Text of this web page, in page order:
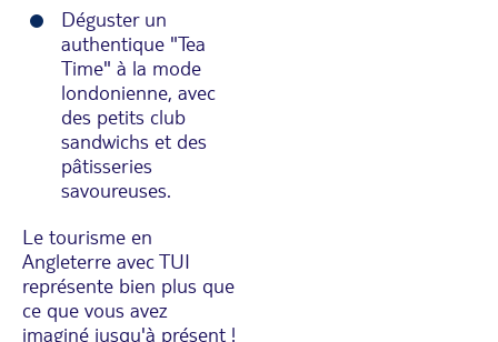
Déguster un
authentique "Tea
Time" à la mode
londonienne, avec
des petits club
sandwichs et des
pâtisseries
savoureuses.
Le tourisme en
Angleterre avec TUI
représente bien plus que
ce que vous avez
imaginé jusqu'à présent !